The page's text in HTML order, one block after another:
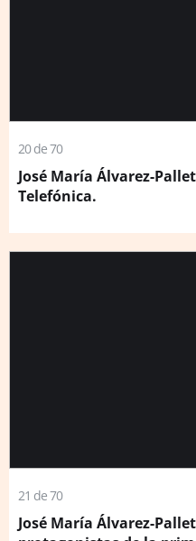
20 de 70
José María Álvarez-
Telefónica.
21 de 70
José María Álvarez-